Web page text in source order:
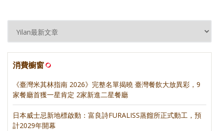
消費櫥窗
《臺灣米其林指南 2026》完整名單揭曉 臺灣餐飲大放異彩，9
家餐廳首獲一星肯定 2家新進二星餐廳
日本威士忌新地標啟動：富良詩FURALISS蒸餾所正式動工，預
計2029年開幕